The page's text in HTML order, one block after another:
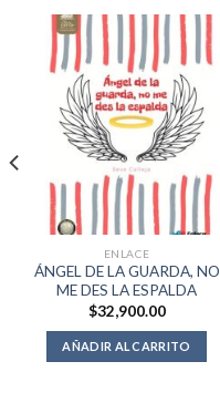
ENLACE
ÁNGEL DE LA GUARDA, NO
ME DES LA ESPALDA
$32,900.00
AÑADIR AL CARRITO